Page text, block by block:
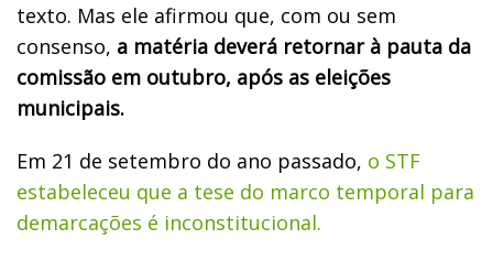
texto. Mas ele afirmou que, com ou sem
consenso, a matéria deverá retornar à pauta da
comissão em outubro, após as eleições
municipais.
Em 21 de setembro do ano passado, o STF
estabeleceu que a tese do marco temporal para
demarcações é inconstitucional.